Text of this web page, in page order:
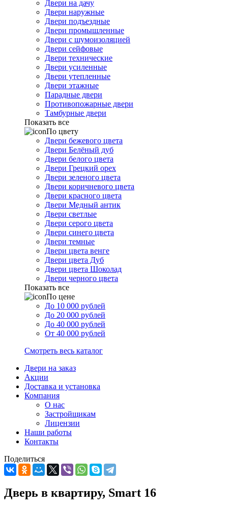
Двери на дачу
Двери наружные
Двери подъездные
Двери промышленные
Двери с шумоизоляцией
Двери сейфовые
Двери технические
Двери усиленные
Двери утепленные
Двери этажные
Парадные двери
Противопожарные двери
Тамбурные двери
Показать все
По цвету
Двери бежевого цвета
Двери Белёный дуб
Двери белого цвета
Двери Грецкий орех
Двери зеленого цвета
Двери коричневого цвета
Двери красного цвета
Двери Медный антик
Двери светлые
Двери серого цвета
Двери синего цвета
Двери темные
Двери цвета венге
Двери цвета Дуб
Двери цвета Шоколад
Двери черного цвета
Показать все
По цене
До 10 000 рублей
До 20 000 рублей
До 40 000 рублей
От 40 000 рублей
Смотреть весь каталог
Двери на заказ
Акции
Доставка и установка
Компания
О нас
Застройщикам
Лицензии
Наши работы
Контакты
Поделиться
Дверь в квартиру, Smart 16